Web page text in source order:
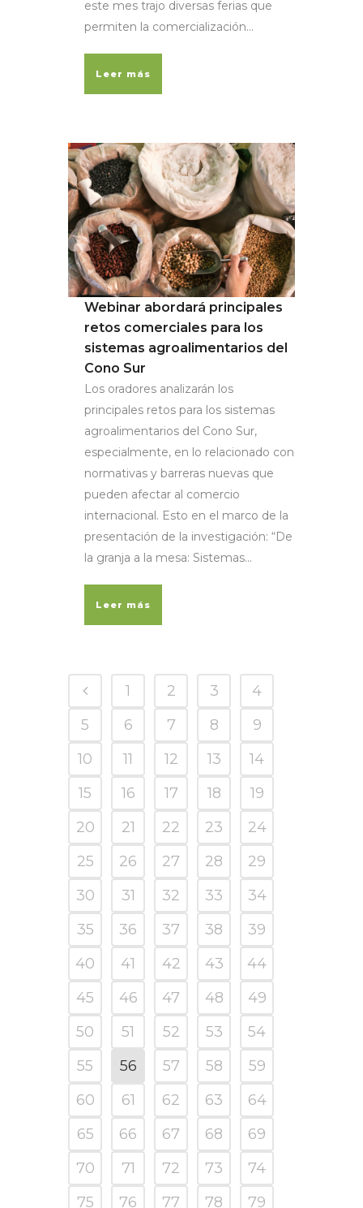
este mes trajo diversas ferias que
permiten la comercialización...
Leer más
Webinar abordará principales
retos comerciales para los
sistemas agroalimentarios del
Cono Sur
Los oradores analizarán los
principales retos para los sistemas
agroalimentarios del Cono Sur,
especialmente, en lo relacionado con
normativas y barreras nuevas que
pueden afectar al comercio
internacional. Esto en el marco de la
presentación de la investigación: “De
la granja a la mesa: Sistemas...
Leer más
1 2 3
4
5
6 7 8
9
10
11 12 13
14
15
16 17 18
19
20
21 22 23
24
25
26 27 28
29
30
31 32 33
34
35
36 37 38
39
40
41 42 43
44
45
46 47 48
49
50
51 52 53
54
55
56 57 58
59
60
61 62 63
64
65
66 67 68
69
70
71 72 73
74
75
76 77 78
79